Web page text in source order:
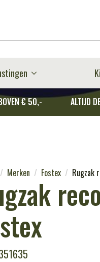
€ 50,- ALTIJD
Merken Fostex Rugzak